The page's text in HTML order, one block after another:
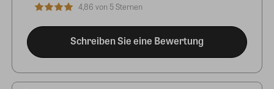
4,86 von 5 Sternen
Schreiben Sie eine Bewertung